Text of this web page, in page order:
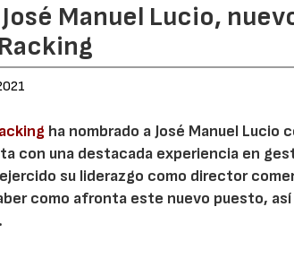
Manuel Lucio,
ha nombrado a José Manuel Lucio
con una destacada experiencia en
su liderazgo como director
como afronta este nuevo puesto,